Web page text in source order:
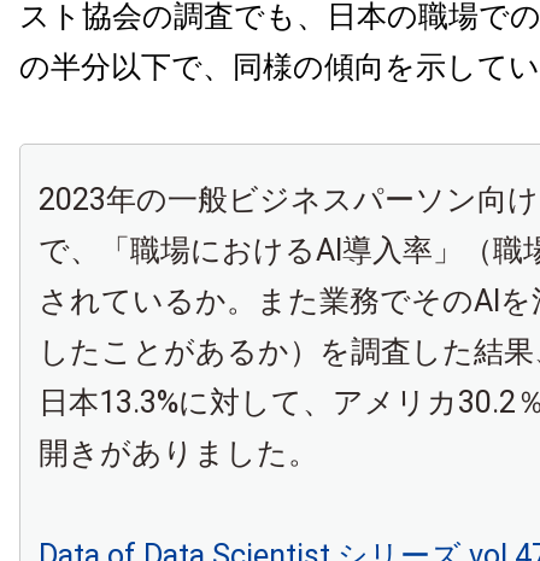
スト協会の調査でも、日本の職場で
の半分以下で、同様の傾向を示して
2023年の一般ビジネスパーソン向
で、「職場におけるAI導入率」（職
されているか。また業務でそのAIを
したことがあるか）を調査した結
日本13.3%に対して、アメリカ30.2
開きがありました。